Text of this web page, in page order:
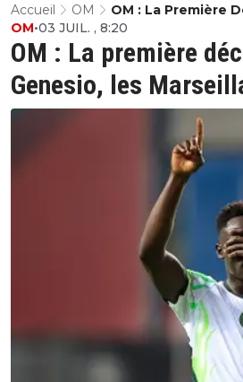
Accueil OM
OM : La Première
Les Marseillais
OM : La première
Genesio, les
OM•03 JUIL. , 8:20